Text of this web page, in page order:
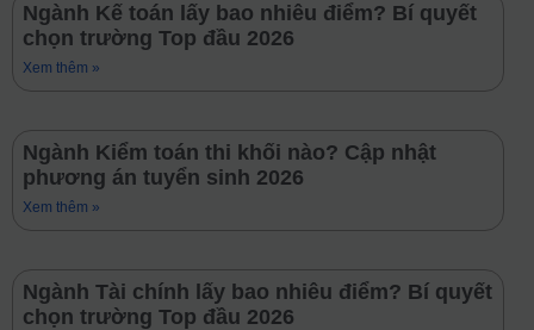
Ngành Kế toán lấy bao nhiêu điểm? Bí quyết
chọn trường Top đầu 2026
Xem thêm »
Ngành Kiểm toán thi khối nào? Cập nhật
phương án tuyển sinh 2026
Xem thêm »
Ngành Tài chính lấy bao nhiêu điểm? Bí quyết
chọn trường Top đầu 2026